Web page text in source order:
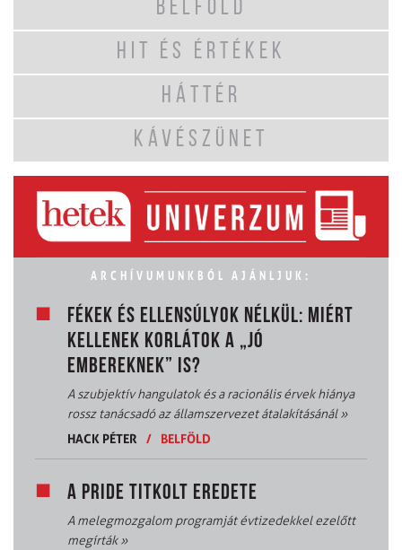
BELFÖLD
HIT ÉS ÉRTÉKEK
HÁTTÉR
KÁVÉSZÜNET
ARCHÍVUMUNKBÓL AJÁNLJUK:
FÉKEK ÉS ELLENSÚLYOK NÉLKÜL: MIÉRT
KELLENEK KORLÁTOK A „JÓ
EMBEREKNEK” IS?
A szubjektív hangulatok és a racionális érvek hiánya
rossz tanácsadó az államszervezet átalakításánál»
HACK PÉTER
/ BELFÖLD
A PRIDE TITKOLT EREDETE
A melegmozgalom programját évtizedekkel ezelőtt
megírták»